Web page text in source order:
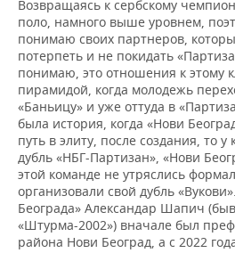
Возвращаясь к сербскому
поло, намного выше уровнем,
понимаю своих партнеров,
потерпеть и не покидать
понимаю, это отношения к этому
пирамидой, когда молодежь
«Баньицу» и уже оттуда в
была история, когда «Нови
путь в элиту, после создания, то
дубль «НБГ-Партизан», «Нови
этой команде не утряслись
организовали свой дубль
Београда» Александар Шапич
«Штурма-2002») вначале был
района Нови Београд, а с 2022